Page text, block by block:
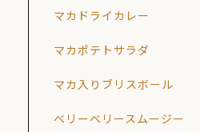
マカドライカレー
マカポテトサラダ
マカ入りブリスボール
ベリーベリースムージー